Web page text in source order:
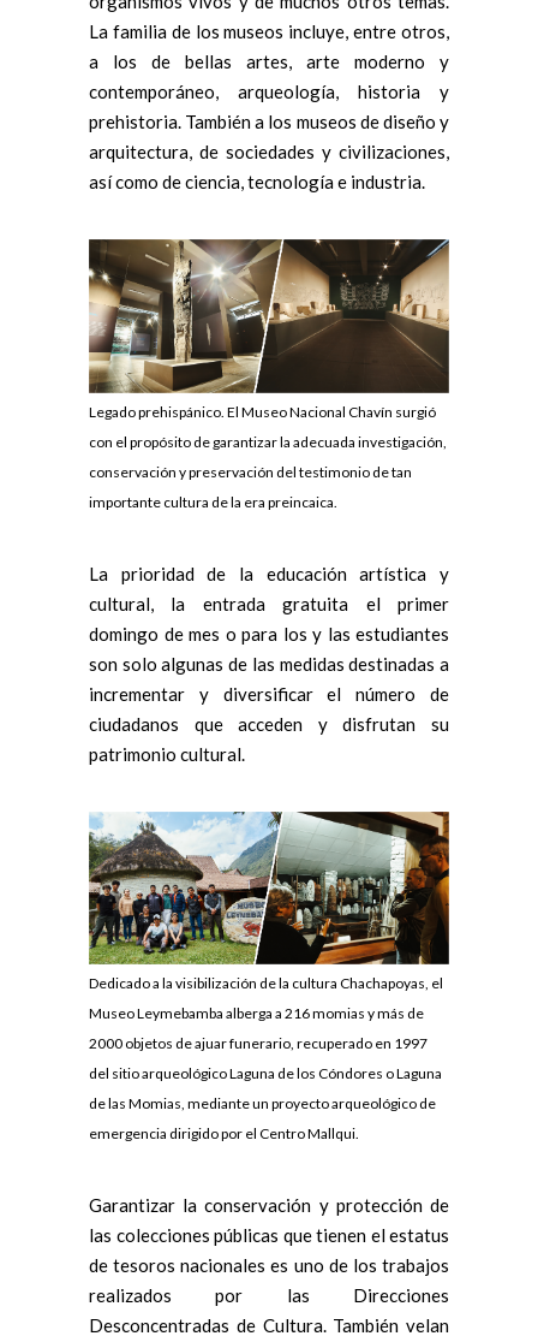
La familia de los museos incluye, entre otros,
a los de bellas artes, arte moderno y
contemporáneo, arqueología, historia y
prehistoria. También a los museos de diseño y
arquitectura, de sociedades y civilizaciones,
así como de ciencia, tecnología e industria.
Legado prehispánico. El Museo Nacional Chavín surgió
con el propósito de garantizar la adecuada investigación,
conservación y preservación del testimonio de tan
importante cultura de la era preincaica.
La prioridad de la educación artística y
cultural, la entrada gratuita el primer
domingo de mes o para los y las estudiantes
son solo algunas de las medidas destinadas a
incrementar y diversificar el número de
ciudadanos que acceden y disfrutan su
patrimonio cultural.
Dedicado a la visibilización de la cultura Chachapoyas, el
Museo Leymebamba alberga a 216 momias y más de
2000 objetos de ajuar funerario, recuperado en 1997
del sitio arqueológico Laguna de los Cóndores o Laguna
de las Momias, mediante un proyecto arqueológico de
emergencia dirigido por el Centro Mallqui.
Garantizar la conservación y protección de
las colecciones públicas que tienen el estatus
de tesoros nacionales es uno de los trabajos
realizados por las Direcciones
Desconcentradas de Cultura. También velan